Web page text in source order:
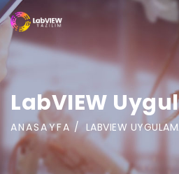
LabVIEW
ANASAYFA LABVIEW